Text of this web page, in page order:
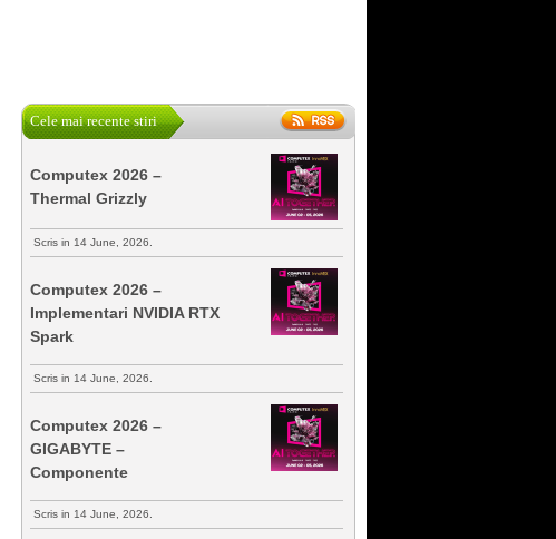
Cele mai recente stiri
Computex 2026 –
Thermal Grizzly
Scris in 14 June, 2026.
Computex 2026 –
Implementari NVIDIA RTX
Spark
Scris in 14 June, 2026.
Computex 2026 –
GIGABYTE –
Componente
Scris in 14 June, 2026.